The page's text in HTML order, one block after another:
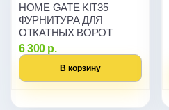
HOME GATE KIT35
ФУРНИТУРА ДЛЯ
ОТКАТНЫХ ВОРОТ
6 300 р.
В корзину